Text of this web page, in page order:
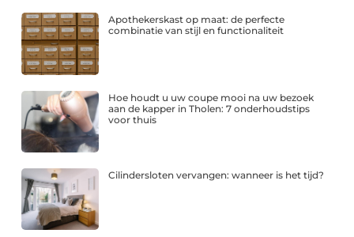
Apothekerskast op maat: de perfecte
combinatie van stijl en functionaliteit
Hoe houdt u uw coupe mooi na uw bezoek
aan de kapper in Tholen: 7 onderhoudstips
voor thuis
Cilindersloten vervangen: wanneer is het tijd?